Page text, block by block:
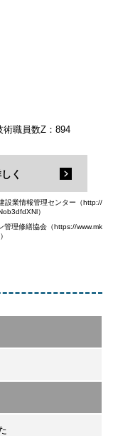
術職員数Z：894
く
設業情報管理センター（http://
）
管理修繕協会（https://www.mk